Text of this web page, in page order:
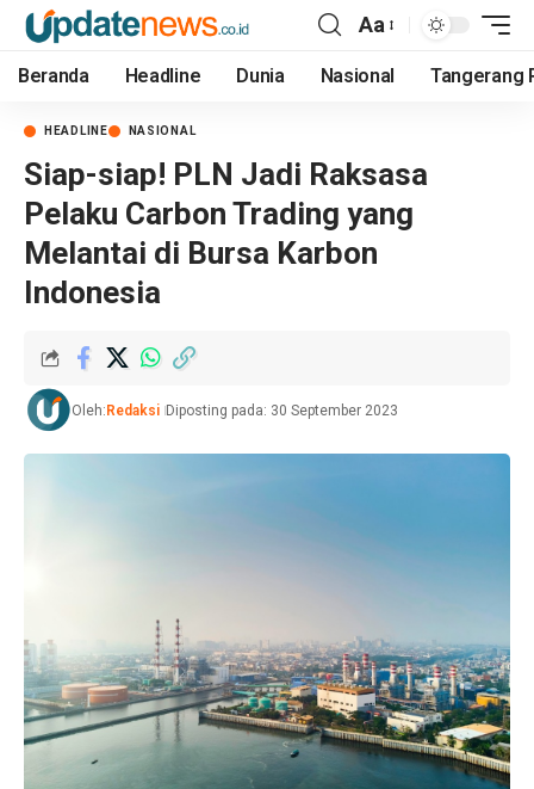
Aa
Beranda Headline Dunia Nasional Tangerang
HEADLINE NASIONAL
Siap-siap! PLN Jadi Raksasa
Pelaku Carbon Trading yang
Melantai di Bursa Karbon
Indonesia
Oleh: Redaksi Diposting pada: 30 September 2023